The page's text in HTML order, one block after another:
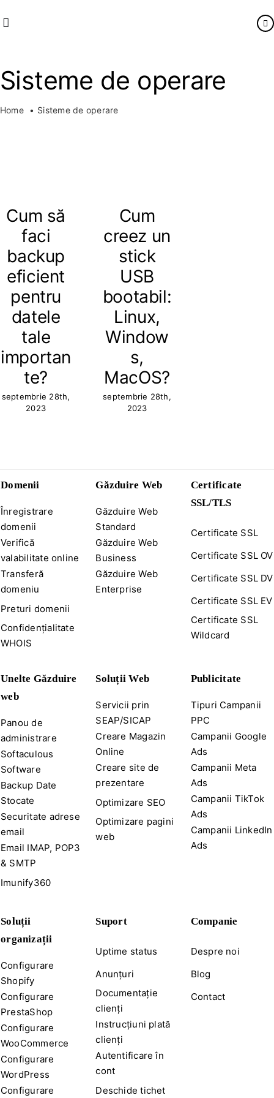
to
Găzduire web
Sisteme de operare
Home Sisteme de operare
Cum să
faci
backup
eficient
pentru
datele
tale
importan
te?
septembrie 28th,
2023
Cum
creez un
stick
USB
bootabil:
Linux,
Window
s,
MacOS?
septembrie 28th,
2023
Domenii
Înregistrare
domenii
Verifică
valabilitate online
Transferă
domeniu
Preturi domenii
Confidențialitate
WHOIS
Găzduire Web
Găzduire Web
Standard
Găzduire Web
Business
Găzduire Web
Enterprise
Certificate
SSL/TLS
Certificate SSL
Certificate SSL OV
Certificate SSL DV
Certificate SSL EV
Certificate SSL
Wildcard
Unelte Găzduire
web
Panou de
administrare
Softaculous
Software
Backup Date
Stocate
Securitate adrese
email
Email IMAP, POP3
& SMTP
Imunify360
Soluții Web
Servicii prin
SEAP/SICAP
Creare Magazin
Online
Creare site de
prezentare
Optimizare SEO
Optimizare pagini
web
Publicitate
Tipuri Campanii
PPC
Campanii Google
Ads
Campanii Meta
Ads
Campanii TikTok
Ads
Campanii LinkedIn
Ads
Soluții
organizații
Configurare
Shopify
Configurare
PrestaShop
Configurare
WooCommerce
Configurare
WordPress
Configurare
Suport
Uptime status
Anunțuri
Documentație
clienți
Instrucțiuni plată
clienți
Autentificare în
cont
Deschide tichet
Companie
Despre noi
Blog
Contact